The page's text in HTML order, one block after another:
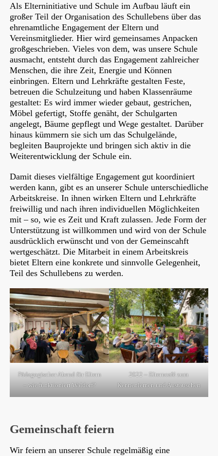
Als Elterninitiative und Schule im Aufbau läuft ein
großer Teil der Organisation des Schullebens über das
ehrenamtliche Engagement der Eltern und
Vereinsmitglieder. Hier wird gemeinsames Anpacken
großgeschrieben. Vieles von dem, was unsere Schule
ausmacht, entsteht durch das Engagement zahlreicher
Menschen, die ihre Zeit, Energie und Können
einbringen. Eltern und Lehrkräfte gestalten Feste,
betreuen die Schulzeitung und haben Klassenräume
gestaltet: Es wird immer wieder gebaut, gestrichen,
Möbel gefertigt, Stoffe genäht, der Schulgarten
angelegt, Bäume gepflegt und Wege gestaltet. Darüber
hinaus kümmern sie sich um das Schulgelände,
begleiten Bauprojekte und bringen sich aktiv in die
Weiterentwicklung der Schule ein.
Damit dieses vielfältige Engagement gut koordiniert
werden kann, gibt es an unserer Schule unterschiedliche
Arbeitskreise. In ihnen wirken Eltern und Lehrkräfte
freiwillig und nach ihren individuellen Möglichkeiten
mit – so, wie es Zeit und Kraft zulassen. Jede Form der
Unterstützung ist willkommen und wird von der Schule
ausdrücklich erwünscht und von der Gemeinscahft
wertgeschätzt. Die Mitarbeit in einem Arbeitskreis
bietet Eltern eine konkrete und sinnvolle Gelegenheit,
Teil des Schullebens zu werden.
Pädagogischer Abend für Eltern
– wie funktioniert Waldorf?
2022 – Elterncafé zum
Kennenlernen und Austauschen
Gemeinschaft feiern
Wir feiern an unserer Schule regelmäßig eine